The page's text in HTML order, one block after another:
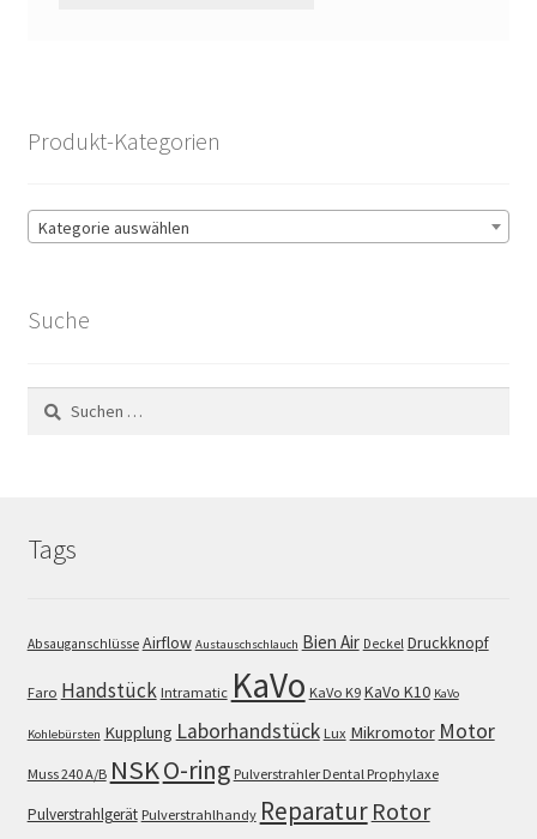
Produkt-Kategorien
Kategorie auswählen
Suche
Suchen
nach:
Tags
Absauganschlüsse Airflow Austauschschlauch Bien Air Deckel Druckknopf
Faro Handstück Intramatic KaVo KaVo K9 KaVo K10 KaVo
Kohlebürsten Kupplung Laborhandstück Lux Mikromotor Motor
Muss 240 A/B NSKO-ring Pulverstrahler Dental Prophylaxe
Pulverstrahlgerät Pulverstrahlhandy Reparatur Rotor